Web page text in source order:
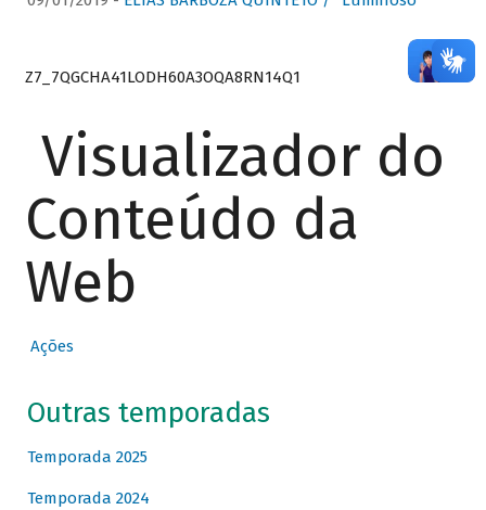
Z7_7QGCHA41LODH60A3OQA8RN14Q1
Visualizador do
Conteúdo da
Web
Ações
Outras temporadas
Temporada 2025
Temporada 2024